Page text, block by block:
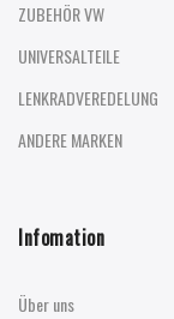
ZUBEHÖR VW
UNIVERSALTEILE
LENKRADVEREDELUNG
ANDERE MARKEN
Infomation
Über uns